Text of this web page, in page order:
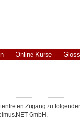
Online-Kurse
Zugang zu
GmbH.